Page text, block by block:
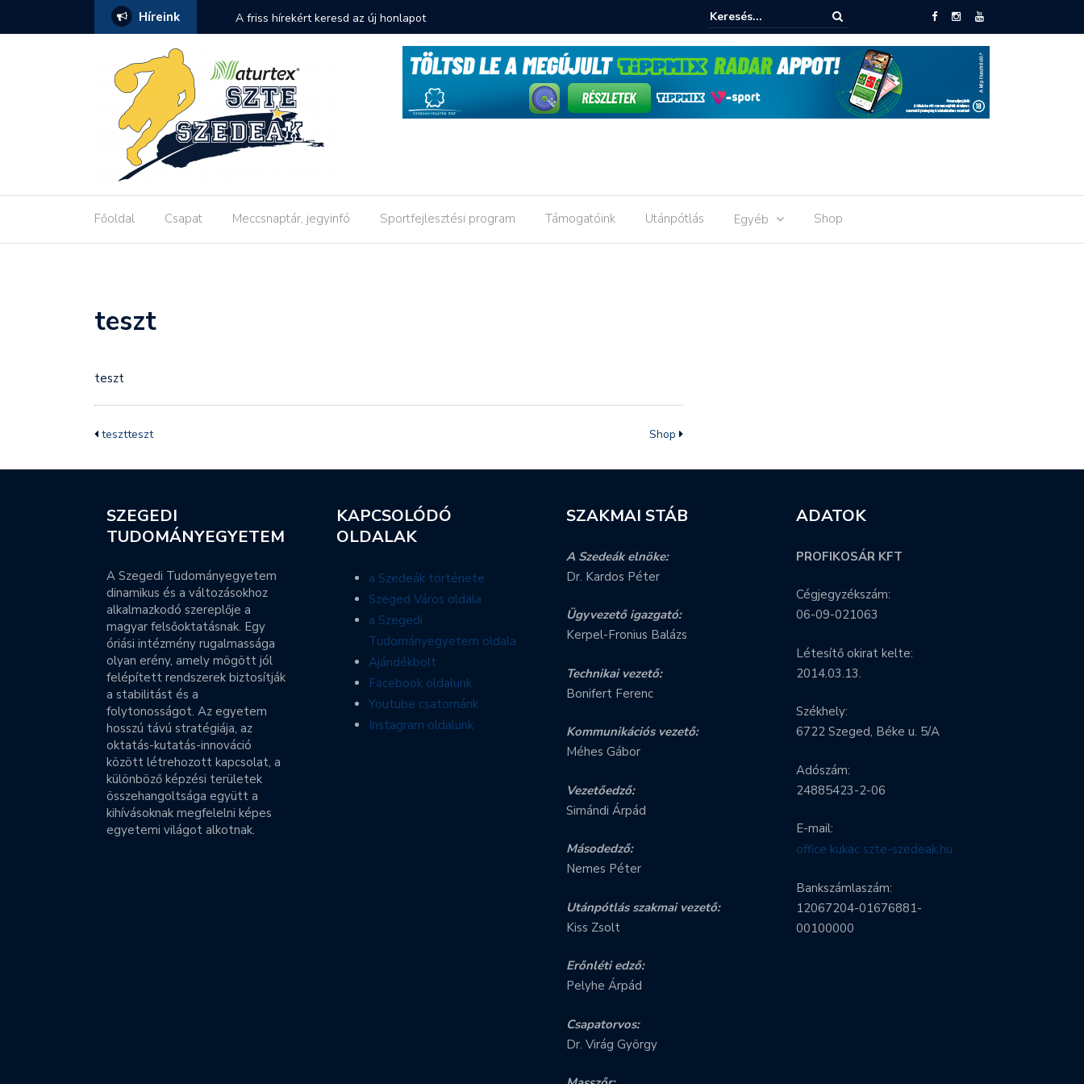
Híreink A friss hírekért keresd az új honlapot Elveszítettük az első hazai meccsünket
Főoldal Csapat Meccsnaptár, jegyinfó Sportfejlesztési program Támogatóink Utánpótlás Egyéb Shop
teszt
teszt
tesztteszt Shop
SZEGEDI
TUDOMÁNYEGYETEM
A Szegedi Tudományegyetem
dinamikus és a változásokhoz
alkalmazkodó szereplője a
magyar felsőoktatásnak. Egy
óriási intézmény rugalmassága
olyan erény, amely mögött jól
felépített rendszerek biztosítják
a stabilitást és a
folytonosságot. Az egyetem
hosszú távú stratégiája, az
oktatás-kutatás-innováció
között létrehozott kapcsolat, a
különböző képzési területek
összehangoltsága együtt a
kihívásoknak megfelelni képes
egyetemi világot alkotnak.
KAPCSOLÓDÓ
OLDALAK
a Szedeák története
Szeged Város oldala
a Szegedi
Tudományegyetem oldala
Ajándékbolt
Facebook oldalunk
Youtube csatornánk
Instagram oldalunk
SZAKMAI STÁB
A Szedeák elnöke:
Dr. Kardos Péter
Ügyvezető igazgató:
Kerpel-Fronius Balázs
Technikai vezető:
Bonifert Ferenc
Kommunikációs vezető:
Méhes Gábor
Vezetőedző:
Simándi Árpád
Másodedző:
Nemes Péter
Utánpótlás szakmai vezető:
Kiss Zsolt
Erőnléti edző:
Pelyhe Árpád
Csapatorvos:
Dr. Virág György
ADATOK
PROFIKOSÁR KFT
Cégjegyzékszám:
06-09-021063
Létesítő okirat kelte:
2014.03.13.
Székhely:
6722 Szeged, Béke u. 5/A
Adószám:
24885423-2-06
E-mail:
office kukac szte-szedeak.hu
Bankszámlaszám:
12067204-01676881-
00100000